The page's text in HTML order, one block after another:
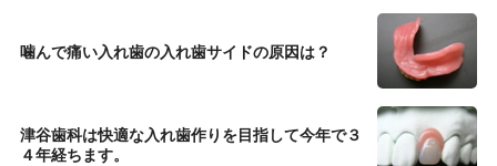
噛んで痛い入れ歯の入れ歯サイドの原因は？
津谷歯科は快適な入れ歯作りを目指して今年で３
４年経ちます。